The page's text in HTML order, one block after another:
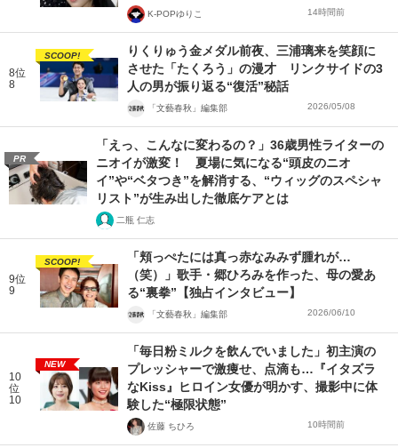
K-POPゆりこ 14時間前
8位
8
SCOOP!
りくりゅう金メダル前夜、三浦璃来を笑顔に
させた「たくろう」の漫才 リンクサイドの3
人の男が振り返る“復活”秘話
「文藝春秋」編集部 2026/05/08
PR
「えっ、こんなに変わるの？」36歳男性ライターの
ニオイが激変！ 夏場に気になる“頭皮のニオ
イ”や“ベタつき”を解消する、“ウィッグのスペシャ
リスト”が生み出した徹底ケアとは
二瓶 仁志
9位
9
SCOOP!
「頬っぺたには真っ赤なみみず腫れが…
（笑）」歌手・郷ひろみを作った、母の愛あ
る“裏拳”【独占インタビュー】
「文藝春秋」編集部 2026/06/10
10
位
10
NEW
「毎日粉ミルクを飲んでいました」初主演の
プレッシャーで激痩せ、点滴も…『イタズラ
なKiss』ヒロイン女優が明かす、撮影中に体
験した“極限状態”
佐藤 ちひろ 10時間前